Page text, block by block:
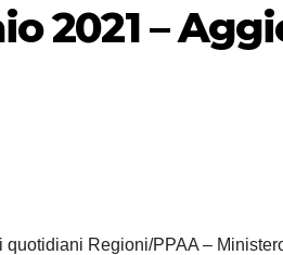
2021 –
quotidiani Regioni/PPAA –